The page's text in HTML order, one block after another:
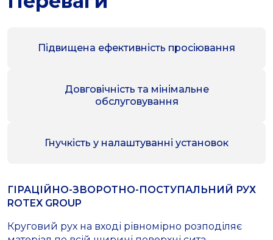
Підвищена ефективність просіювання
Довговічність та мінімальне
обслуговування
Гнучкість у налаштуванні установок
ГІРАЦІЙНО-ЗВОРОТНО-ПОСТУПАЛЬНИЙ РУХ
ROTEX GROUP
Круговий рух на вході рівномірно розподіляє